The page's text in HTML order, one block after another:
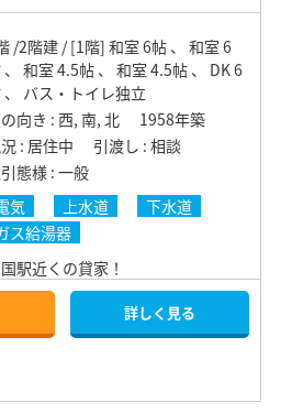
/2階建 / [1階] 和室 6帖 、 和室 6
、 和室 4.5帖 、 和室 4.5帖 、 DK 6
、 バス・トイレ独立
向き 西, 南, 北
1958年築
居住中 引渡し 相談
態様 一般
気
上水道
下水道
ス給湯器
駅近くの貸家！
詳しく見る